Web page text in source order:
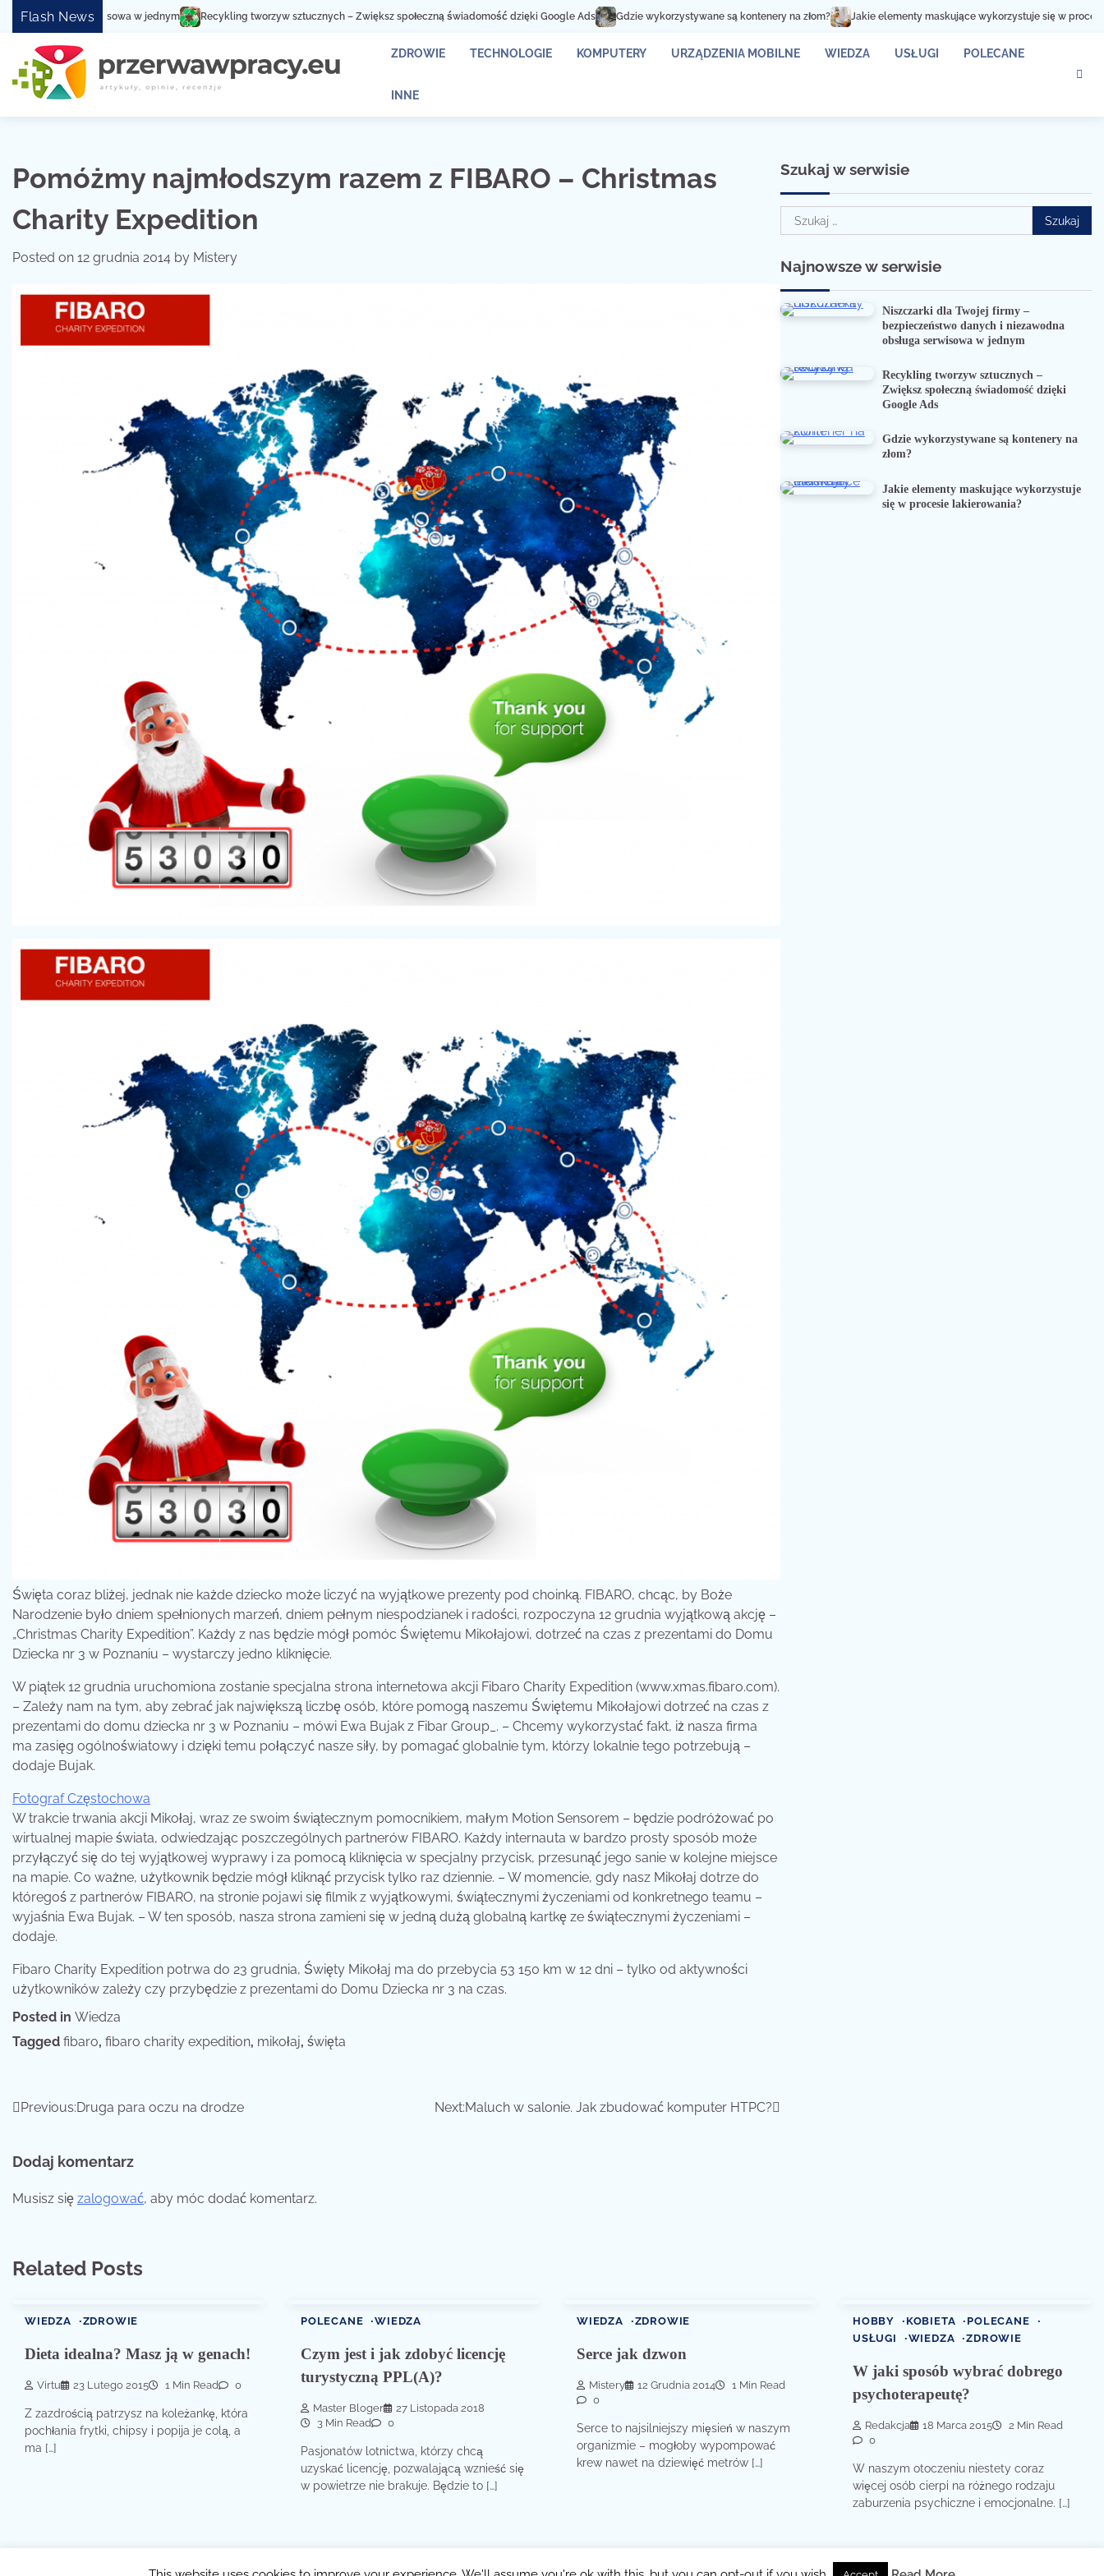
Skip
content
Flash News Recykling tworzyw sztucznych – Zwiększ społeczną świadomość dzięki Google Ads Gdzie wykorzystywane są kontenery na złom? Jakie elementy maskujące wykorzystuje się w procesie lakierowania?
ZDROWIE TECHNOLOGIE KOMPUTERY URZĄDZENIA MOBILNE WIEDZA USŁUGI POLECANE
INNE
Pomóżmy najmłodszym razem z FIBARO – Christmas
Charity Expedition
Posted on 12 grudnia 2014 by Mistery
Święta coraz bliżej, jednak nie każde dziecko może liczyć na wyjątkowe prezenty pod choinką. FIBARO, chcąc, by Boże
Narodzenie było dniem spełnionych marzeń, dniem pełnym niespodzianek i radości, rozpoczyna 12 grudnia wyjątkową akcję –
„Christmas Charity Expedition”. Każdy z nas będzie mógł pomóc Świętemu Mikołajowi, dotrzeć na czas z prezentami do Domu
Dziecka nr 3 w Poznaniu – wystarczy jedno kliknięcie.
W piątek 12 grudnia uruchomiona zostanie specjalna strona internetowa akcji Fibaro Charity Expedition (www.xmas.fibaro.com).
– Zależy nam na tym, aby zebrać jak największą liczbę osób, które pomogą naszemu Świętemu Mikołajowi dotrzeć na czas z
prezentami do domu dziecka nr 3 w Poznaniu – mówi Ewa Bujak z Fibar Group_. – Chcemy wykorzystać fakt, iż nasza firma
ma zasięg ogólnoświatowy i dzięki temu połączyć nasze siły, by pomagać globalnie tym, którzy lokalnie tego potrzebują –
dodaje Bujak.
Fotograf Częstochowa
W trakcie trwania akcji Mikołaj, wraz ze swoim świątecznym pomocnikiem, małym Motion Sensorem – będzie podróżować po
wirtualnej mapie świata, odwiedzając poszczególnych partnerów FIBARO. Każdy internauta w bardzo prosty sposób może
przyłączyć się do tej wyjątkowej wyprawy i za pomocą kliknięcia w specjalny przycisk, przesunąć jego sanie w kolejne miejsce
na mapie. Co ważne, użytkownik będzie mógł kliknąć przycisk tylko raz dziennie. – W momencie, gdy nasz Mikołaj dotrze do
któregoś z partnerów FIBARO, na stronie pojawi się filmik z wyjątkowymi, świątecznymi życzeniami od konkretnego teamu –
wyjaśnia Ewa Bujak. – W ten sposób, nasza strona zamieni się w jedną dużą globalną kartkę ze świątecznymi życzeniami –
dodaje.
Fibaro Charity Expedition potrwa do 23 grudnia, Święty Mikołaj ma do przebycia 53 150 km w 12 dni – tylko od aktywności
użytkowników zależy czy przybędzie z prezentami do Domu Dziecka nr 3 na czas.
Posted in Wiedza
Tagged fibaro, fibaro charity expedition, mikołaj, święta
Nawigacja
Previous:Druga para oczu na drodze Next:Maluch w salonie. Jak zbudować komputer HTPC?
Dodaj komentarz
Musisz się zalogować, aby móc dodać komentarz.
Szukaj w serwisie
Szukaj:
Najnowsze w serwisie
Niszczarki dla Twojej firmy –
bezpieczeństwo danych i niezawodna
obsługa serwisowa w jednym
Recykling tworzyw sztucznych –
Zwiększ społeczną świadomość dzięki
Google Ads
Gdzie wykorzystywane są kontenery na
złom?
Jakie elementy maskujące wykorzystuje
się w procesie lakierowania?
Related Posts
WIEDZA ZDROWIE
Dieta idealna? Masz ją w genach!
Virtu 23 Lutego 2015 1 Min Read 0
Z zazdrością patrzysz na koleżankę, która
pochłania frytki, chipsy i popija je colą, a
ma […]
POLECANE WIEDZA
Czym jest i jak zdobyć licencję
turystyczną PPL(A)?
Master Bloger
27 Listopada 2018
3 Min Read
0
Pasjonatów lotnictwa, którzy chcą
uzyskać licencję, pozwalającą wznieść się
w powietrze nie brakuje. Będzie to […]
WIEDZA ZDROWIE
Serce jak dzwon
Mistery 12 Grudnia 2014
1 Min Read
0
Serce to najsilniejszy mięsień w naszym
organizmie – mogłoby wypompować
krew nawet na dziewięć metrów […]
HOBBY KOBIETA
POLECANE
USŁUGI
WIEDZA ZDROWIE
W jaki sposób wybrać dobrego
psychoterapeutę?
Redakcja 18 Marca 2015
2 Min Read
0
W naszym otoczeniu niestety coraz
więcej osób cierpi na różnego rodzaju
zaburzenia psychiczne i emocjonalne. […]